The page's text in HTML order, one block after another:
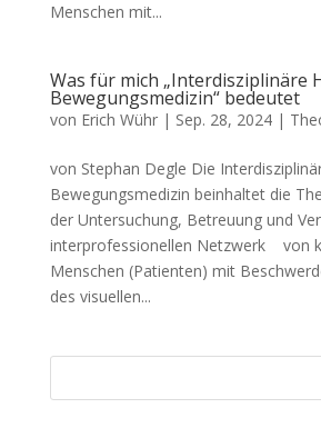
Menschen mit...
Was für mich „Interdisziplinäre
Bewegungsmedizin“ bedeutet
von Erich Wühr| Sep. 28, 2024|
von Stephan Degle Die
Bewegungsmedizin beinhaltet die
der Untersuchung, Betreuung und
interprofessionellen Netzwerk von
Menschen (Patienten) mit
des visuellen...